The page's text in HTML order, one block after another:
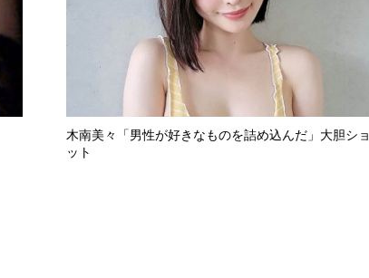
木南美々「男性が好きなものを詰め込んだ」大胆ショ
ット